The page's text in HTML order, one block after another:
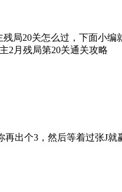
20关怎么过，下面小编
月残局第20关通关攻略
出个3，然后等着过张J就